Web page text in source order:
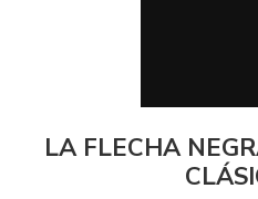
LA FLECHA